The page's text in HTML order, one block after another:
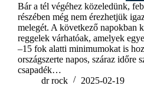
Bár a tél végéhez közeledünk,
részében még nem érezhetjük
melegét. A következő napokban
reggelek várhatóak, amelyek
–15 fok alatti minimumokat is
országszerte napos, száraz időre
csapadék…
dr rock
2025-02-19